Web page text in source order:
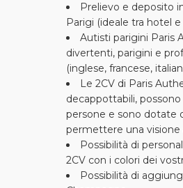
Prelievo e deposito
Parigi (ideale tra hotel
Autisti parigini Paris
divertenti, parigini e
(inglese, francese,
Le 2CV di Paris
decappottabili,
persone e sono dotate
permettere una visione
Possibilità di
2CV con i colori dei
Possibilità di